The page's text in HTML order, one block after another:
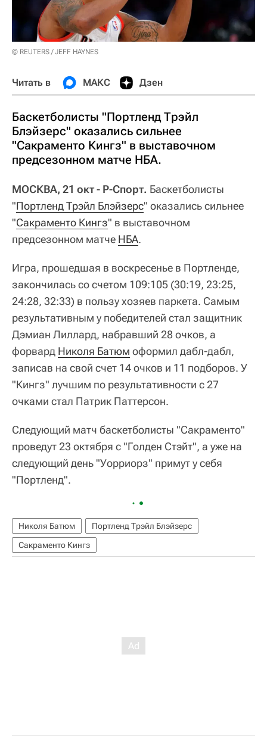
© REUTERS / JEFF HAYNES
Читать в МАКС Дзен
Баскетболисты "Портленд Трэйл
Блэйзерс" оказались сильнее
"Сакраменто Кингз" в выставочном
предсезонном матче НБА.
МОСКВА, 21 окт - Р-Спорт. Баскетболисты
"Портленд Трэйл Блэйзерс" оказались сильнее
"Сакраменто Кингз" в выставочном
предсезонном матче НБА.
Игра, прошедшая в воскресенье в Портленде,
закончилась со счетом 109:105 (30:19, 23:25,
24:28, 32:33) в пользу хозяев паркета. Самым
результативным у победителей стал защитник
Дэмиан Лиллард, набравший 28 очков, а
форвард Николя Батюм оформил дабл-дабл,
записав на свой счет 14 очков и 11 подборов. У
"Кингз" лучшим по результативности с 27
очками стал Патрик Паттерсон.
Следующий матч баскетболисты "Сакраменто"
проведут 23 октября с "Голден Стэйт", а уже на
следующий день "Уорриорз" примут у себя
"Портленд".
Николя Батюм
Портленд Трэйл Блэйзерс
Сакраменто Кингз